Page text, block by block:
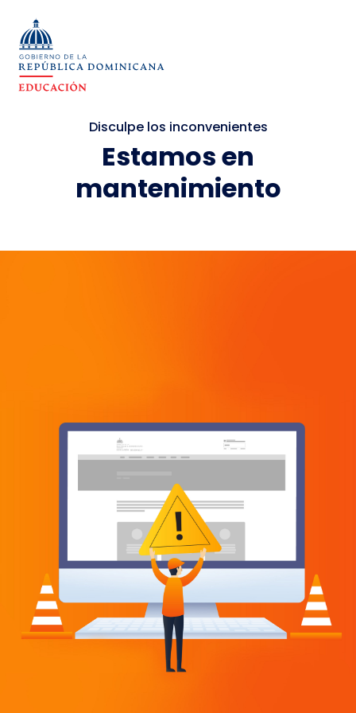
Disculpe los inconvenientes
Estamos en
mantenimiento